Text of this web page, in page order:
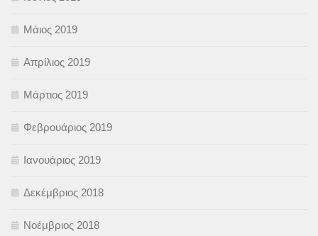
Μάιος 2019
Απρίλιος 2019
Μάρτιος 2019
Φεβρουάριος 2019
Ιανουάριος 2019
Δεκέμβριος 2018
Νοέμβριος 2018